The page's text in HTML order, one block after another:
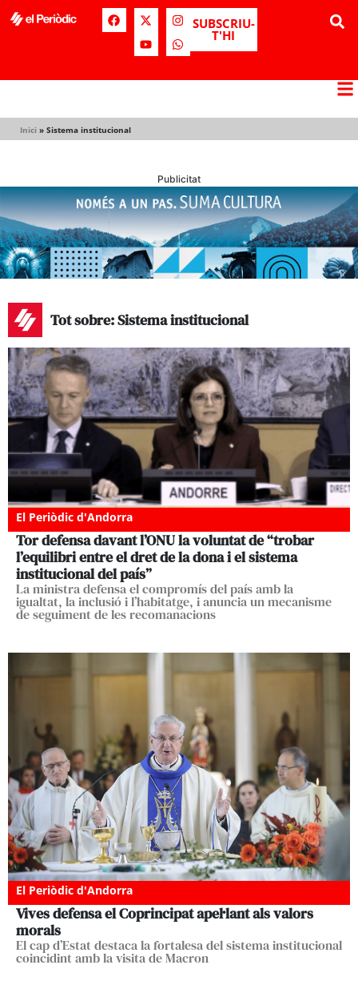
SUBSCRIU-
T'HI
Inici » Sistema institucional
Publicitat
Tot sobre: Sistema institucional
El Periòdic d'Andorra
Tor defensa davant l’ONU la voluntat de “trobar
l’equilibri entre el dret de la dona i el sistema
institucional del país”
La ministra defensa el compromís del país amb la
igualtat, la inclusió i l’habitatge, i anuncia un mecanisme
de seguiment de les recomanacions
El Periòdic d'Andorra
Vives defensa el Coprincipat apel·lant als valors
morals
El cap d’Estat destaca la fortalesa del sistema institucional
coincidint amb la visita de Macron